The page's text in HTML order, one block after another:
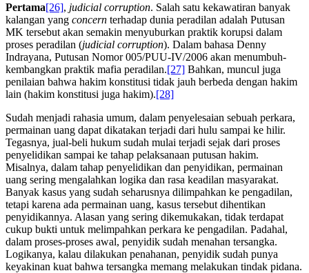
Pertama[26], judicial corruption. Salah satu kekawatiran banyak
kalangan yang concern terhadap dunia peradilan adalah Putusan
MK tersebut akan semakin menyuburkan praktik korupsi dalam
proses peradilan (judicial corruption). Dalam bahasa Denny
Indrayana, Putusan Nomor 005/PUU-IV/2006 akan menumbuh-
kembangkan praktik mafia peradilan.[27] Bahkan, muncul juga
penilaian bahwa hakim konstitusi tidak jauh berbeda dengan hakim
lain (hakim konstitusi juga hakim).[28]
Sudah menjadi rahasia umum, dalam penyelesaian sebuah perkara,
permainan uang dapat dikatakan terjadi dari hulu sampai ke hilir.
Tegasnya, jual-beli hukum sudah mulai terjadi sejak dari proses
penyelidikan sampai ke tahap pelaksanaan putusan hakim.
Misalnya, dalam tahap penyelidikan dan penyidikan, permainan
uang sering mengalahkan logika dan rasa keadilan masyarakat.
Banyak kasus yang sudah seharusnya dilimpahkan ke pengadilan,
tetapi karena ada permainan uang, kasus tersebut dihentikan
penyidikannya. Alasan yang sering dikemukakan, tidak terdapat
cukup bukti untuk melimpahkan perkara ke pengadilan. Padahal,
dalam proses-proses awal, penyidik sudah menahan tersangka.
Logikanya, kalau dilakukan penahanan, penyidik sudah punya
keyakinan kuat bahwa tersangka memang melakukan tindak pidana.